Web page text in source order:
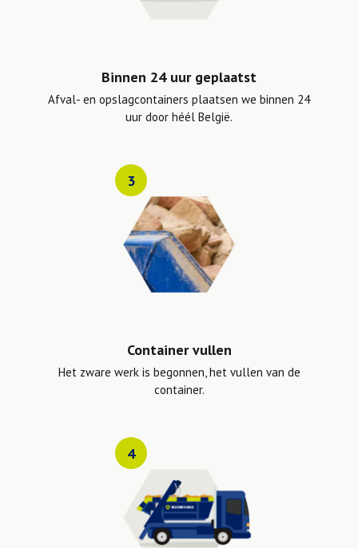
Binnen 24 uur geplaatst
Afval- en opslagcontainers plaatsen we binnen 24
uur door héél België.
3
Container vullen
Het zware werk is begonnen, het vullen van de
container.
4